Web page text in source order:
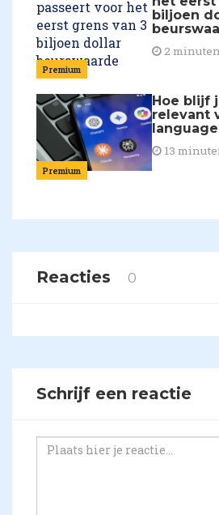
Premium
biljoen
2 minuten
Premium
Hoe blijf
relevant
13
Reacties 0
Schrijf een reactie